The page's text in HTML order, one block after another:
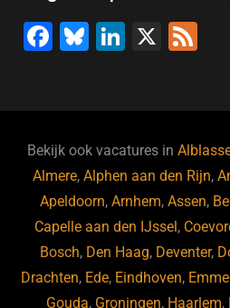
F
b
o
o
k
Bl
ky
Li
dI
n
X
Bekijk ook vacatures in
Almere,Alphen aan den Rijn,
Apeldoorn,Arnhem,Assen,
Capelle aan den IJssel ,
Bosch, Den Haag, Deventer,
Drachten, Ede, Eindhoven,
Gouda, Groningen, Haarlem,